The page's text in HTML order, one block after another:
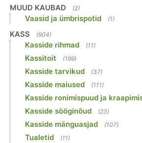
MUUD KAUBAD (2)
Vaasid ja ümbrispotid (1)
KASS (904)
Kasside rihmad (11)
Kassitoit (199)
Kasside tarvikud (37)
Kasside maiused (111)
Kasside ronimispuud ja
Kasside sööginõud (23)
Kasside mänguasjad (107)
Tualetid (11)